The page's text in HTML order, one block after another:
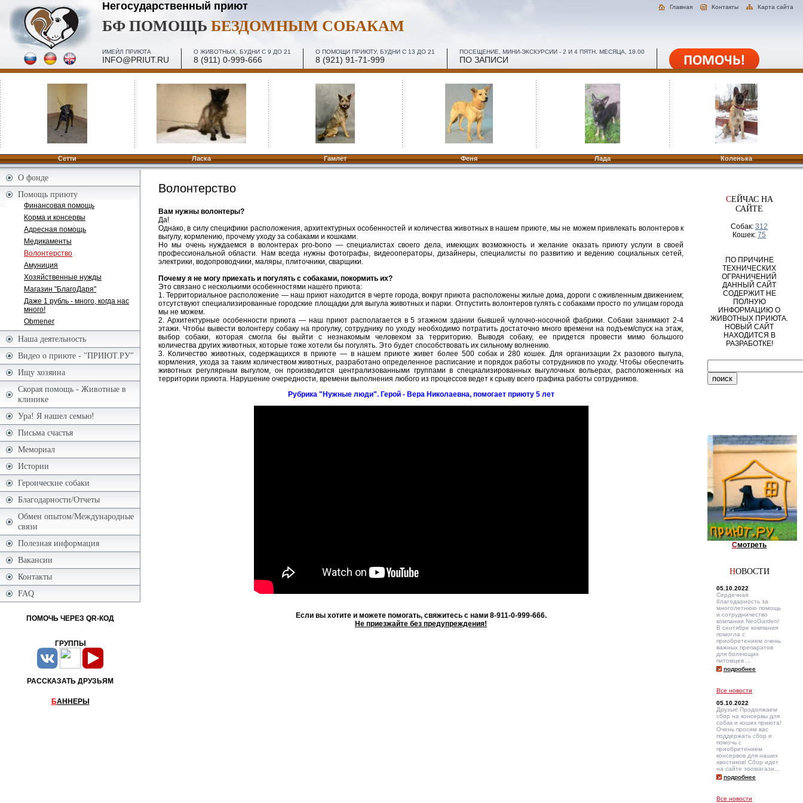
Карта сайта
Контакты
Главная
Негосударственный приют
БФ ПОМОЩЬБЕЗДОМНЫМ СОБАКАМ
ИМЕЙЛ ПРИЮТА
INFO@PRIUT.RU
О ЖИВОТНЫХ, БУДНИ С 9 ДО 21
8 (911) 0-999-666
О ПОМОЩИ ПРИЮТУ, БУДНИ С 13 ДО 21
8 (921) 91-71-999
ПОСЕЩЕНИЕ, МИНИ-ЭКСКУРСИИ - 2 И 4 ПЯТН. МЕСЯЦА, 18.00
ПО ЗАПИСИ
Сетти Ласка Гамлет Феня Лада Коленька
Волонтерство
Вам нужны волонтеры?
Да!
Однако, в силу специфики расположения, архитектурных особенностей и количества животных в нашем приюте, мы не можем привлекать волонтеров к
выгулу, кормлению, прочему уходу за собаками и кошками.
Но мы очень нуждаемся в волонтерах pro-bono — специалистах своего дела, имеющих возможность и желание оказать приюту услуги в своей
профессиональной области. Нам всегда нужны фотографы, видеооператоры, дизайнеры, специалисты по развитию и ведению социальных сетей,
электрики, водопроводчики, маляры, плиточники, сварщики.
Почему я не могу приехать и погулять с собаками, покормить их?
Это связано с несколькими особенностями нашего приюта:
1. Территориальное расположение — наш приют находится в черте города, вокруг приюта расположены жилые дома, дороги с оживленным движением;
отсутствуют специализированные городские площадки для выгула животных и парки. Отпустить волонтеров гулять с собаками просто по улицам города
мы не можем.
2. Архитектурные особенности приюта — наш приют располагается в 5 этажном здании бывшей чулочно-носочной фабрики. Собаки занимают 2-4
этажи. Чтобы вывести волонтеру собаку на прогулку, сотруднику по уходу необходимо потратить достаточно много времени на подъем/спуск на этаж,
выбор собаки, которая смогла бы выйти с незнакомым человеком за территорию. Выводя собаку, ее придется провести мимо большого
количества других животных, которые тоже хотели бы погулять. Это будет способствовать их сильному волнению.
3. Количество животных, содержащихся в приюте — в нашем приюте живет более 500 собак и 280 кошек. Для организации 2х разового выгула,
кормления, ухода за таким количеством животных, разработано определенное расписание и порядок работы сотрудников по уходу. Чтобы обеспечить
животных регулярным выгулом, он производится централизованными группами в специализированных выгулочных вольерах, расположенных на
территории приюта. Нарушение очередности, времени выполнения любого из процессов ведет к срыву всего графика работы сотрудников.
Рубрика "Нужные люди". Герой - Вера Николаевна, помогает приюту 5 лет
Если вы хотите и можете помогать, свяжитесь с нами 8-911-0-999-666.
Не приезжайте без предупреждения!
СЕЙЧАС НА
САЙТЕ
Собак: 312
Кошек: 75
ПО ПРИЧИНЕ
ТЕХНИЧЕСКИХ
ОГРАНИЧЕНИЙ
ДАННЫЙ САЙТ
СОДЕРЖИТ НЕ
ПОЛНУЮ
ИНФОРМАЦИЮ О
ЖИВОТНЫХ ПРИЮТА.
НОВЫЙ САЙТ
НАХОДИТСЯ В
РАЗРАБОТКЕ!
Смотреть
НОВОСТИ
05.10.2022
Сердечная
благодарность за
многолетнюю помощь
и сотрудничество
компании NeoGarden!
В сентябре компания
помогла с
приобретением очень
важных препаратов
для болеющих
питомцев ...
подробнее
Все новости
05.10.2022
Друзья! Продолжаем
сбор на консервы для
собак и кошек приюта!
Очень просим вас
поддержать сбор и
помочь с
приобретением
консервов для наших
хвостиков! Сбор идет
на сайте зоомагази...
подробнее
Все новости
О фонде
Помощь приюту
Финансовая помощь
Корма и консервы
Адресная помощь
Медикаменты
Волонтерство
Амуниция
Хозяйственные нужды
Магазин "БлагоДаря"
Даже 1 рубль - много, когда нас
много!
Obmener
Наша деятельность
Видео о приюте - "ПРИЮТ.РУ"
Ищу хозяина
Скорая помощь - Животные в
клинике
Ура! Я нашел семью!
Письма счастья
Мемориал
Истории
Героические собаки
Благодарности/Отчеты
Обмен опытом/Международные
связи
Полезная информация
Вакансии
Контакты
FAQ
ПОМОЧЬ ЧЕРЕЗ QR-КОД
ГРУППЫ
РАССКАЗАТЬ ДРУЗЬЯМ
БАННЕРЫ